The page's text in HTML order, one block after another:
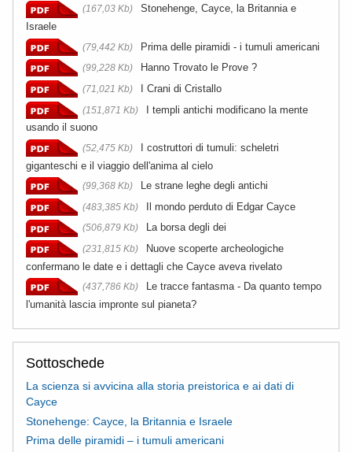
(167,03 Kb)
Stonehenge, Cayce, la Britannia e
Israele
(79,442 Kb) Prima delle piramidi - i tumuli americani
(99,228 Kb) Hanno Trovato le Prove ?
(71,021 Kb) I Crani di Cristallo
(151,871 Kb)
I templi antichi modificano la mente
usando il suono
(52,475 Kb)
I costruttori di tumuli: scheletri
giganteschi e il viaggio dell'anima al cielo
(99,368 Kb) Le strane leghe degli antichi
(483,385 Kb) Il mondo perduto di Edgar Cayce
(506,879 Kb) La borsa degli dei
(231,815 Kb)
Nuove scoperte archeologiche
confermano le date e i dettagli che Cayce aveva rivelato
(437,786 Kb)
Le tracce fantasma - Da quanto tempo
l'umanità lascia impronte sul pianeta?
Sottoschede
La scienza si avvicina alla storia preistorica e ai dati di
Cayce
Stonehenge: Cayce, la Britannia e Israele
Prima delle piramidi – i tumuli americani